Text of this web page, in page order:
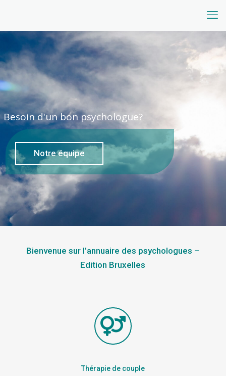
Besoin d'un bon psychologue?
Notre équipe
Bienvenue sur l’annuaire des psychologues –
Edition Bruxelles
Thérapie de couple